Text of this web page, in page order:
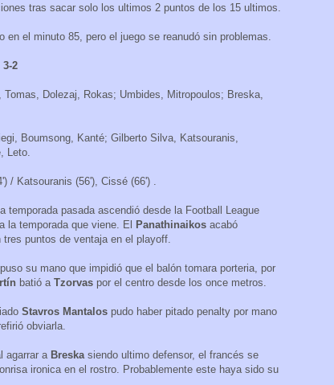
tras sacar solo los ultimos 2 puntos de los 15 ultimos.
el minuto 85, pero el juego se reanudó sin problemas.
2
Tomas, Dolezaj, Rokas; Umbides, Mitropoulos; Breska,
Boumsong, Kanté; Gilberto Silva, Katsouranis,
Leto.
/ Katsouranis (56'), Cissé (66') .
temporada pasada ascendió desde la Football League
la temporada que viene. El Panathinaikos acabó
puntos de ventaja en el playoff.
puso su mano que impidió que el balón tomara porteria, por
batió a Tzorvas por el centro desde los once metros.
Stavros Mantalos pudo haber pitado penalty por mano
obviarla.
agarrar a Breska siendo ultimo defensor, el francés se
ironica en el rostro. Probablemente este haya sido su